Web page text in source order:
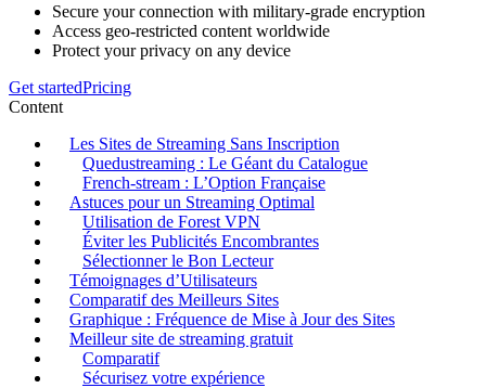
Secure your connection with military-grade encryption
Access geo-restricted content worldwide
Protect your privacy on any device
Get startedPricing
Content
Les Sites de Streaming Sans Inscription
Quedustreaming : Le Géant du Catalogue
French-stream : L’Option Française
Astuces pour un Streaming Optimal
Utilisation de Forest VPN
Éviter les Publicités Encombrantes
Sélectionner le Bon Lecteur
Témoignages d’Utilisateurs
Comparatif des Meilleurs Sites
Graphique : Fréquence de Mise à Jour des Sites
Meilleur site de streaming gratuit
Comparatif
Sécurisez votre expérience